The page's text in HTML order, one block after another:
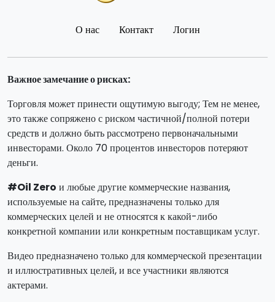
О нас Контакт Логин
Важное замечание о рисках:
Торговля может принести ощутимую выгоду; Тем не менее,
это также сопряжено с риском частичной/полной потери
средств и должно быть рассмотрено первоначальными
инвесторами. Около 70 процентов инвесторов потеряют
деньги.
#Oil Zero и любые другие коммерческие названия,
используемые на сайте, предназначены только для
коммерческих целей и не относятся к какой-либо
конкретной компании или конкретным поставщикам услуг.
Видео предназначено только для коммерческой презентации
и иллюстративных целей, и все участники являются
актерами.